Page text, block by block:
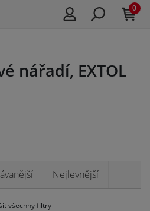
0
nářadí, EXTOL
Nejlevnější
všechny filtry